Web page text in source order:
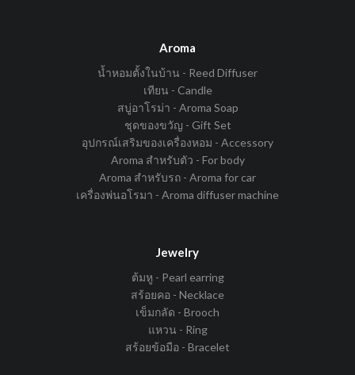
Aroma
น้ำหอมตั้งในบ้าน - Reed Diffuser
เทียน - Candle
สบู่อาโรม่า - Aroma Soap
ชุดของขวัญ - Gift Set
อุปกรณ์เสริมของเครื่องหอม - Accessory
Aroma สำหรับตัว - For body
Aroma สำหรับรถ - Aroma for car
เครื่องพ่นอโรมา - Aroma diffuser machine
Jewelry
ต้มหู - Pearl earring
สร้อยคอ - Necklace
เข็มกลัด - Brooch
แหวน - Ring
สร้อยข้อมือ - Bracelet